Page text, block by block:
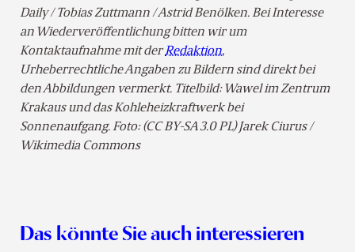
Daily / Tobias Zuttmann / Astrid Benölken. Bei Interesse
an Wiederveröffentlichung bitten wir um
Kontaktaufnahme mit derRedaktion.
Urheberrechtliche Angaben zu Bildern sind direkt bei
den Abbildungen vermerkt. Titelbild: Wawel im Zentrum
Krakaus und das Kohleheizkraftwerk bei
Sonnenaufgang. Foto: (CC BY-SA 3.0 PL) Jarek Ciurus /
Wikimedia Commons
Das könnte Sie auch interessieren